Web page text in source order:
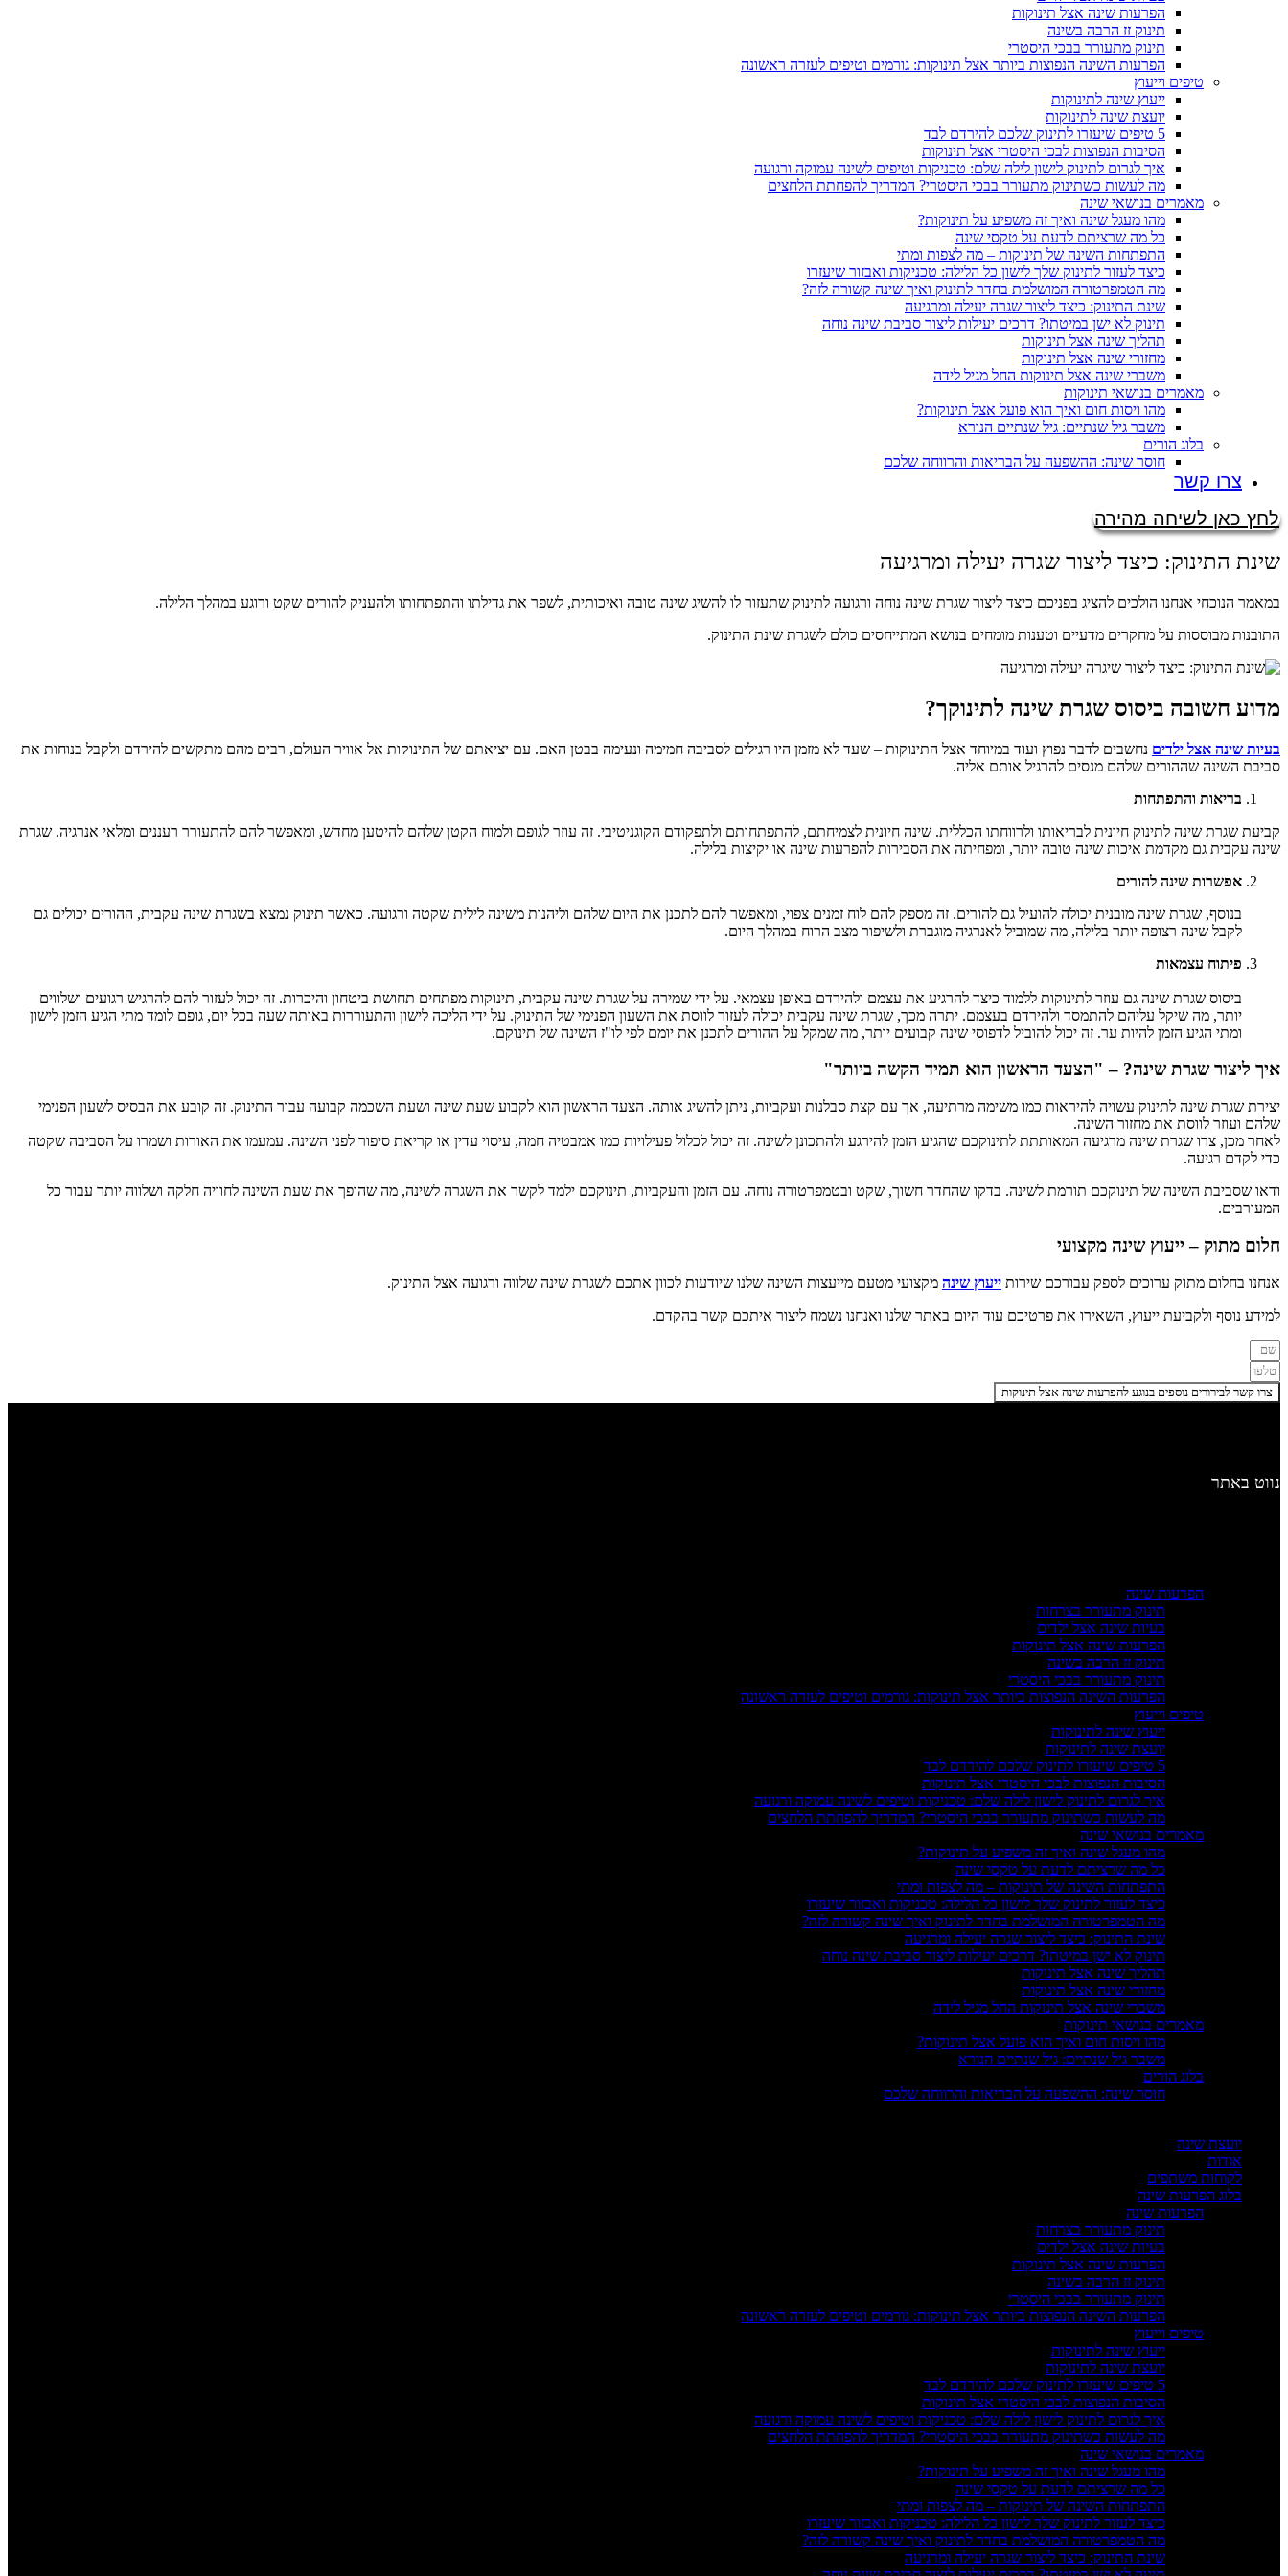
הפרעות שינה אצל תינוקות
תינוק זז הרבה בשינה
תינוק מתעורר בבכי היסטרי
הפרעות השינה הנפוצות ביותר אצל תינוקות: גורמים וטיפים לעזרה ראשונה
טיפים וייעוץ
ייעוץ שינה לתינוקות
יועצת שינה לתינוקות
5 טיפים שיעזרו לתינוק שלכם להירדם לבד
הסיבות הנפוצות לבכי היסטרי אצל תינוקות
איך לגרום לתינוק לישון לילה שלם: טכניקות וטיפים לשינה עמוקה ורגועה
מה לעשות כשתינוק מתעורר בבכי היסטרי? המדריך להפחתת הלחצים
מאמרים בנושאי שינה
מהו מעגל שינה ואיך זה משפיע על תינוקות?
כל מה שרציתם לדעת על טקסי שינה
התפתחות השינה של תינוקות – מה לצפות ומתי
כיצד לעזור לתינוק שלך לישון כל הלילה: טכניקות ואבזור שיעזרו
מה הטמפרטורה המושלמת בחדר לתינוק ואיך שינה קשורה לזה?
שינת התינוק: כיצד ליצור שגרה יעילה ומרגיעה
תינוק לא ישן במיטתו? דרכים יעילות ליצור סביבת שינה נוחה
תהליך שינה אצל תינוקות
מחזורי שינה אצל תינוקות
משברי שינה אצל תינוקות החל מגיל לידה
מאמרים בנושאי תינוקות
מהו ויסות חום ואיך הוא פועל אצל תינוקות?
משבר גיל שנתיים: גיל שנתיים הנורא
בלוג הורים
חוסר שינה: ההשפעה על הבריאות והרווחה שלכם
צרו קשר
לחץ כאן לשיחה מהירה
שינת התינוק: כיצד ליצור שגרה יעילה ומרגיעה
במאמר הנוכחי אנחנו הולכים להציג בפניכם כיצד ליצור שגרת שינה נוחה ורגועה לתינוק שתעזור לו להשיג שינה טובה ואיכותית, לשפר את גדילתו והתפתחותו ולהעניק להורים שקט ורוגע במהלך הלילה.
התובנות מבוססות על מחקרים מדעיים וטענות מומחים בנושא המתייחסים כולם לשגרת שינת התינוק.
מדוע חשובה ביסוס שגרת שינה לתינוקך?
בעיות שינה אצל ילדים נחשבים לדבר נפוץ ועוד במיוחד אצל התינוקות – שעד לא מזמן היו רגילים לסביבה חמימה ונעימה בבטן האם. עם יציאתם של התינוקות אל אוויר העולם, רבים מהם מתקשים להירדם ולקבל בנוחות את
סביבת השינה שההורים שלהם מנסים להרגיל אותם אליה.
בריאות והתפתחות
קביעת שגרת שינה לתינוק חיונית לבריאותו ולרווחתו הכללית. שינה חיונית לצמיחתם, להתפתחותם ולתפקודם הקוגניטיבי. זה עוזר לגופם ולמוח הקטן שלהם להיטען מחדש, ומאפשר להם להתעורר רעננים ומלאי אנרגיה. שגרת
שינה עקבית גם מקדמת איכות שינה טובה יותר, ומפחיתה את הסבירות להפרעות שינה או יקיצות בלילה.
אפשרות שינה להורים
בנוסף, שגרת שינה מובנית יכולה להועיל גם להורים. זה מספק להם לוח זמנים צפוי, ומאפשר להם לתכנן את היום שלהם וליהנות משינה לילית שקטה ורגועה. כאשר תינוק נמצא בשגרת שינה עקבית, ההורים יכולים גם
לקבל שינה רצופה יותר בלילה, מה שמוביל לאנרגיה מוגברת ולשיפור מצב הרוח במהלך היום.
פיתוח עצמאות
ביסוס שגרת שינה גם עוזר לתינוקות ללמוד כיצד להרגיע את עצמם ולהירדם באופן עצמאי. על ידי שמירה על שגרת שינה עקבית, תינוקות מפתחים תחושת ביטחון והיכרות. זה יכול לעזור להם להרגיש רגועים ושלווים
יותר, מה שיקל עליהם להתמסד ולהירדם בעצמם. יתרה מכך, שגרת שינה עקבית יכולה לעזור לווסת את השעון הפנימי של התינוק. על ידי הליכה לישון והתעוררות באותה שעה בכל יום, גופם לומד מתי הגיע הזמן לישון
ומתי הגיע הזמן להיות ער. זה יכול להוביל לדפוסי שינה קבועים יותר, מה שמקל על ההורים לתכנן את יומם לפי לו"ז השינה של תינוקם.
איך ליצור שגרת שינה? – "הצעד הראשון הוא תמיד הקשה ביותר"
יצירת שגרת שינה לתינוק עשויה להיראות כמו משימה מרתיעה, אך עם קצת סבלנות ועקביות, ניתן להשיג אותה. הצעד הראשון הוא לקבוע שעת שינה ושעת השכמה קבועה עבור התינוק. זה קובע את הבסיס לשעון הפנימי
שלהם ועוזר לווסת את מחזור השינה.
לאחר מכן, צרו שגרת שינה מרגיעה המאותתת לתינוקכם שהגיע הזמן להירגע ולהתכונן לשינה. זה יכול לכלול פעילויות כמו אמבטיה חמה, עיסוי עדין או קריאת סיפור לפני השינה. עמעמו את האורות ושמרו על הסביבה שקטה
כדי לקדם רגיעה.
ודאו שסביבת השינה של תינוקכם תורמת לשינה. בדקו שהחדר חשוך, שקט ובטמפרטורה נוחה. עם הזמן והעקביות, תינוקכם ילמד לקשר את השגרה לשינה, מה שהופך את שעת השינה לחוויה חלקה ושלווה יותר עבור כל
המעורבים.
חלום מתוק – ייעוץ שינה מקצועי
אנחנו בחלום מתוק ערוכים לספק עבורכם שירות ייעוץ שינה מקצועי מטעם מייעצות השינה שלנו שיודעות לכוון אתכם לשגרת שינה שלווה ורגועה אצל התינוק.
למידע נוסף ולקביעת ייעוץ, השאירו את פרטיכם עוד היום באתר שלנו ואנחנו נשמח ליצור איתכם קשר בהקדם.
צרו קשר לבירורים נוספים בנוגע להפרעות שינה אצל תינוקות
נווט באתר
הפרעות שינה
תינוק מתעורר בצרחות
בעיות שינה אצל ילדים
הפרעות שינה אצל תינוקות
תינוק זז הרבה בשינה
תינוק מתעורר בבכי היסטרי
הפרעות השינה הנפוצות ביותר אצל תינוקות: גורמים וטיפים לעזרה ראשונה
טיפים וייעוץ
ייעוץ שינה לתינוקות
יועצת שינה לתינוקות
5 טיפים שיעזרו לתינוק שלכם להירדם לבד
הסיבות הנפוצות לבכי היסטרי אצל תינוקות
איך לגרום לתינוק לישון לילה שלם: טכניקות וטיפים לשינה עמוקה ורגועה
מה לעשות כשתינוק מתעורר בבכי היסטרי? המדריך להפחתת הלחצים
מאמרים בנושאי שינה
מהו מעגל שינה ואיך זה משפיע על תינוקות?
כל מה שרציתם לדעת על טקסי שינה
התפתחות השינה של תינוקות – מה לצפות ומתי
כיצד לעזור לתינוק שלך לישון כל הלילה: טכניקות ואבזור שיעזרו
מה הטמפרטורה המושלמת בחדר לתינוק ואיך שינה קשורה לזה?
שינת התינוק: כיצד ליצור שגרה יעילה ומרגיעה
תינוק לא ישן במיטתו? דרכים יעילות ליצור סביבת שינה נוחה
תהליך שינה אצל תינוקות
מחזורי שינה אצל תינוקות
משברי שינה אצל תינוקות החל מגיל לידה
מאמרים בנושאי תינוקות
מהו ויסות חום ואיך הוא פועל אצל תינוקות?
משבר גיל שנתיים: גיל שנתיים הנורא
בלוג הורים
חוסר שינה: ההשפעה על הבריאות והרווחה שלכם
יועצת שינה
אודות
לקוחות משתפים
בלוג הפרעות שינה
הפרעות שינה
תינוק מתעורר בצרחות
בעיות שינה אצל ילדים
הפרעות שינה אצל תינוקות
תינוק זז הרבה בשינה
תינוק מתעורר בבכי היסטרי
הפרעות השינה הנפוצות ביותר אצל תינוקות: גורמים וטיפים לעזרה ראשונה
טיפים וייעוץ
ייעוץ שינה לתינוקות
יועצת שינה לתינוקות
5 טיפים שיעזרו לתינוק שלכם להירדם לבד
הסיבות הנפוצות לבכי היסטרי אצל תינוקות
איך לגרום לתינוק לישון לילה שלם: טכניקות וטיפים לשינה עמוקה ורגועה
מה לעשות כשתינוק מתעורר בבכי היסטרי? המדריך להפחתת הלחצים
מאמרים בנושאי שינה
מהו מעגל שינה ואיך זה משפיע על תינוקות?
כל מה שרציתם לדעת על טקסי שינה
התפתחות השינה של תינוקות – מה לצפות ומתי
כיצד לעזור לתינוק שלך לישון כל הלילה: טכניקות ואבזור שיעזרו
מה הטמפרטורה המושלמת בחדר לתינוק ואיך שינה קשורה לזה?
שינת התינוק: כיצד ליצור שגרה יעילה ומרגיעה